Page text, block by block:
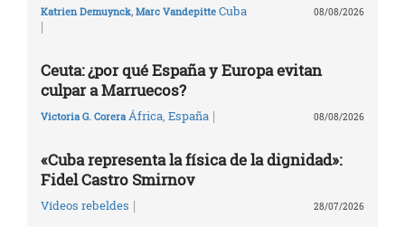
Katrien Demuynck, Marc Vandepitte Cuba
|
08/08/2026
Ceuta: ¿por qué España y Europa evitan
culpar a Marruecos?
Victoria G. Corera África, España | 08/08/2026
«Cuba representa la física de la dignidad»:
Fidel Castro Smirnov
Vídeos rebeldes | 28/07/2026